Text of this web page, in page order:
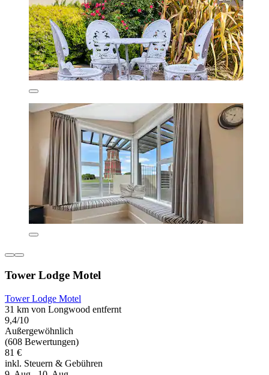
Tower Lodge Motel
Tower Lodge Motel
31 km von Longwood entfernt
9,4/10
Außergewöhnlich
(608 Bewertungen)
81 €
inkl. Steuern & Gebühren